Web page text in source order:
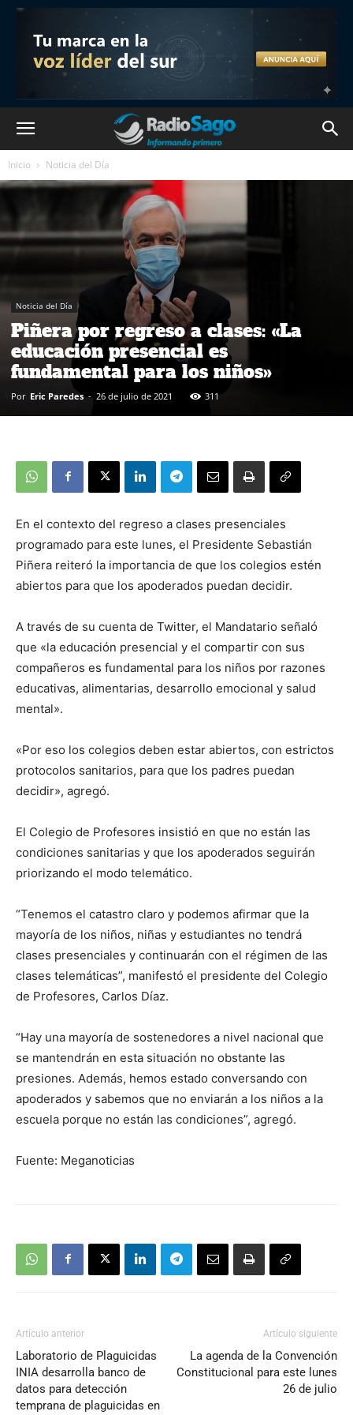
Inicio Noticia del Día
Noticia del Día
Piñera por regreso a clases: «La
educación presencial es
fundamental para los niños»
Por Eric Paredes - 26 de julio de 2021 311
En el contexto del regreso a clases presenciales
programado para este lunes, el Presidente Sebastián
Piñera reiteró la importancia de que los colegios estén
abiertos para que los apoderados puedan decidir.
A través de su cuenta de Twitter, el Mandatario señaló
que «la educación presencial y el compartir con sus
compañeros es fundamental para los niños por razones
educativas, alimentarias, desarrollo emocional y salud
mental».
«Por eso los colegios deben estar abiertos, con estrictos
protocolos sanitarios, para que los padres puedan
decidir», agregó.
El Colegio de Profesores insistió en que no están las
condiciones sanitarias y que los apoderados seguirán
priorizando el modo telemático.
“Tenemos el catastro claro y podemos afirmar que la
mayoría de los niños, niñas y estudiantes no tendrá
clases presenciales y continuarán con el régimen de las
clases telemáticas”, manifestó el presidente del Colegio
de Profesores, Carlos Díaz.
“Hay una mayoría de sostenedores a nivel nacional que
se mantendrán en esta situación no obstante las
presiones. Además, hemos estado conversando con
apoderados y sabemos que no enviarán a los niños a la
escuela porque no están las condiciones”, agregó.
Fuente: Meganoticias
Artículo anterior
Laboratorio de Plaguicidas
INIA desarrolla banco de
datos para detección
temprana de plaguicidas en
Artículo siguiente
La agenda de la Convención
Constitucional para este lunes
26 de julio